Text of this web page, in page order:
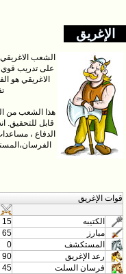
الإغريق
الشعب
على تدريب قوي
الاغريقي هو
هذا الشعب من
قابل للتحقيق.
الدفاع ،
قوات الإغريق
الكتيبه
15
مبارز
65
المستكشف
0
رعد الإغريق
90
فرسان السلت
45